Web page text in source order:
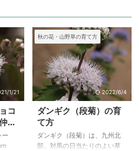
1/21
コ
間
ー
秋の花・山野草の育て方
2022/6/4
ダンギク（段菊）の育
て方
ダンギク（段菊）は、九州北
部、対馬の日当たりのよい草